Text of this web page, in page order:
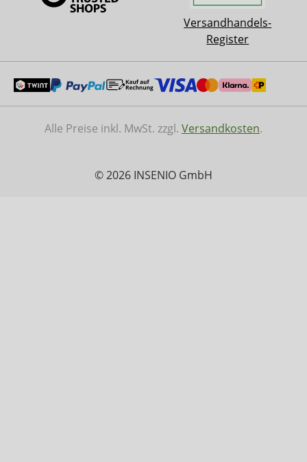
Versandhandels-
Register
Alle Preise inkl. MwSt. zzgl. Versandkosten.
© 2026 INSENIO GmbH